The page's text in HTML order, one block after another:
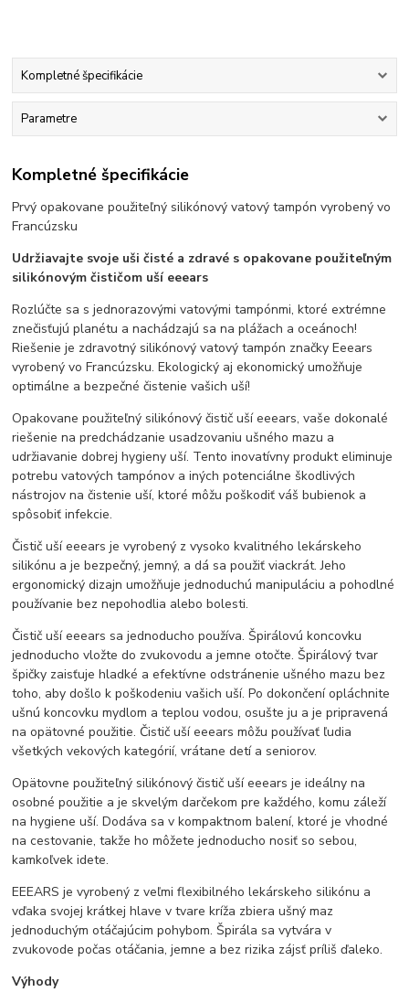
Kompletné špecifikácie
Parametre
Kompletné špecifikácie
Prvý opakovane použiteľný silikónový vatový tampón vyrobený vo
Francúzsku
Udržiavajte svoje uši čisté a zdravé s opakovane použiteľným
silikónovým čističom uší eeears
Rozlúčte sa s jednorazovými vatovými tampónmi, ktoré extrémne
znečisťujú planétu a nachádzajú sa na plážach a oceánoch!
Riešenie je zdravotný silikónový vatový tampón značky Eeears
vyrobený vo Francúzsku. Ekologický aj ekonomický umožňuje
optimálne a bezpečné čistenie vašich uší!
Opakovane použiteľný silikónový čistič uší eeears, vaše dokonalé
riešenie na predchádzanie usadzovaniu ušného mazu a
udržiavanie dobrej hygieny uší. Tento inovatívny produkt eliminuje
potrebu vatových tampónov a iných potenciálne škodlivých
nástrojov na čistenie uší, ktoré môžu poškodiť váš bubienok a
spôsobiť infekcie.
Čistič uší eeears je vyrobený z vysoko kvalitného lekárskeho
silikónu a je bezpečný, jemný, a dá sa použiť viackrát. Jeho
ergonomický dizajn umožňuje jednoduchú manipuláciu a pohodlné
používanie bez nepohodlia alebo bolesti.
Čistič uší eeears sa jednoducho používa. Špirálovú koncovku
jednoducho vložte do zvukovodu a jemne otočte. Špirálový tvar
špičky zaisťuje hladké a efektívne odstránenie ušného mazu bez
toho, aby došlo k poškodeniu vašich uší. Po dokončení opláchnite
ušnú koncovku mydlom a teplou vodou, osušte ju a je pripravená
na opätovné použitie. Čistič uší eeears môžu používať ľudia
všetkých vekových kategórií, vrátane detí a seniorov.
Opätovne použiteľný silikónový čistič uší eeears je ideálny na
osobné použitie a je skvelým darčekom pre každého, komu záleží
na hygiene uší. Dodáva sa v kompaktnom balení, ktoré je vhodné
na cestovanie, takže ho môžete jednoducho nosiť so sebou,
kamkoľvek idete.
EEEARS je vyrobený z veľmi flexibilného lekárskeho silikónu a
vďaka svojej krátkej hlave v tvare kríža zbiera ušný maz
jednoduchým otáčajúcim pohybom. Špirála sa vytvára v
zvukovode počas otáčania, jemne a bez rizika zájsť príliš ďaleko.
Výhody